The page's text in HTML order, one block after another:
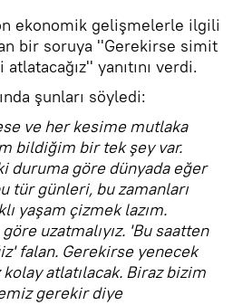
ekonomik gelişmelerle ilgili
bir soruya ''Gerekirse simit
yanıtını verdi.
şunları söyledi:
ve her kesime mutlaka
bildiğim bir tek şey var.
duruma göre dünyada eğer
tür günleri, bu zamanları
yaşam çizmek lazım.
göre uzatmalıyız. 'Bu saatten
falan. Gerekirse yenecek
atlatılacak. Biraz bizim
gerekir diye